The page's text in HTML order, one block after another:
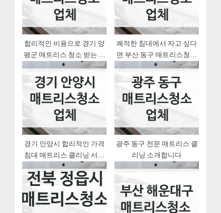
:
합리적인 비용으로 경기 양
평군 매트리스 청소 받는 방
법 소개합니다
쾌적한 침대에서 자고 싶다
면 부산 동구 매트리스청소
업체 참고해보세요
경기 안양시 합리적인 가격
침대 매트리스 클리닝 서비
스 정리했어요
광주 동구 전문 매트리스 클
리닝 소개합니다